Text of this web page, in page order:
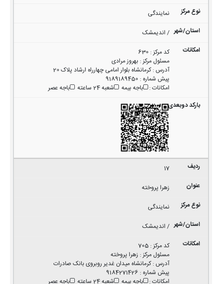
نمایندگی
/ اندیمشک
کد مرکز:
630
مسئول مرکز:بهروز مرادی
آدرس:کرمانشاه بلوار امامی چهارراه ارشاد پلاک 20
پیش شماره :
9189189450
امکانات: باجه بیمه شعبه 24 ساعته باجه عصر
17
زهرا پروخته
نمایندگی
/ اندیمشک
کد مرکز:
705
مسئول مرکز: زهرا پروخته
آدرس:کرمانشاه میدان غدیر روبروی بانک صادرات
پیش شماره :
9184271426
امکانات: باجه بیمه شعبه 24 ساعته باجه عصر